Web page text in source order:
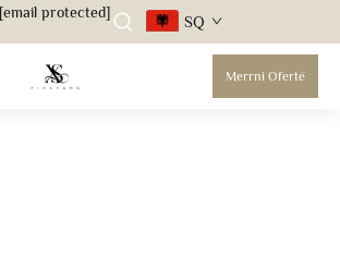
[email protected] SQ
Merrni Ofertë